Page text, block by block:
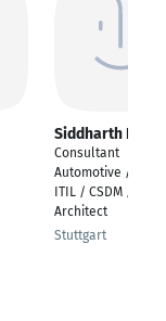
Siddharth Patil
Consultant
Automotive / ITSM /
ITIL / CSDM / IT
Architect
Stuttgart